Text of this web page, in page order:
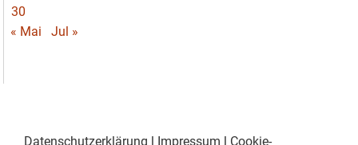
30
« Mai
Jul »
Datenschutzerklärung | Impressum | Cookie-